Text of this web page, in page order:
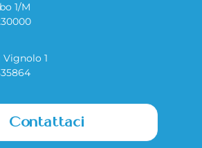
1/M
Vignolo 1
Contattaci